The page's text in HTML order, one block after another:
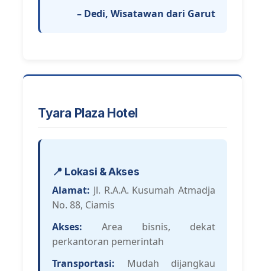
– Dedi, Wisatawan dari Garut
Tyara Plaza Hotel
📍 Lokasi & Akses
Alamat: Jl. R.A.A. Kusumah Atmadja
No. 88, Ciamis
Akses: Area bisnis, dekat
perkantoran pemerintah
Transportasi: Mudah dijangkau